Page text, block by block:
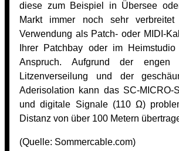
diese zum Beispiel in Übersee
Markt immer noch sehr
Verwendung als Patch- oder MIDI-
Ihrer Patchbay oder im
Anspruch. Aufgrund der engen
Litzenverseilung und der
Aderisolation kann das SC-MICRO-
und digitale Signale (110 Ω)
Distanz von über 100 Metern
(Quelle: Sommercable.com)